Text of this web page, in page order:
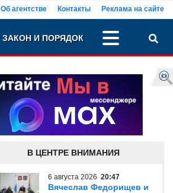
Об агентстве Контакты Реклама на сайте
ЗАКОН И ПОРЯДОК
В ЦЕНТРЕ ВНИМАНИЯ
6 августа 2026 20:47
Вячеслав Федорищев и